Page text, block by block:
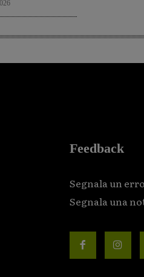
Feedback
Segnala un
Segnala una